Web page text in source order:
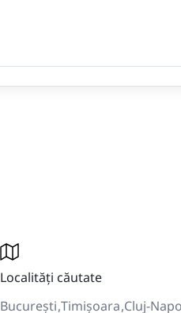
Localități căutate
BucureștiTimișoaraCluj-